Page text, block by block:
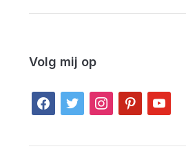
Volg mij op
facebook
twitter instagrampinterestyoutube